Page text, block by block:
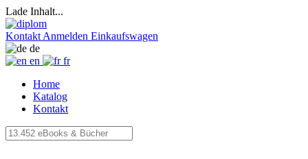
Lade Inhalt...
Kontakt Anmelden Einkaufswagen
de
en
fr
Home
Katalog
Kontakt